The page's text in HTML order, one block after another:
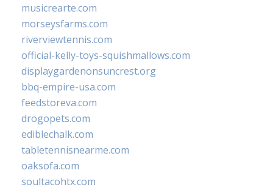
musicrearte.com
morseysfarms.com
riverviewtennis.com
official-kelly-toys-squishmallows.com
displaygardenonsuncrest.org
bbq-empire-usa.com
feedstoreva.com
drogopets.com
ediblechalk.com
tabletennisnearme.com
oaksofa.com
soultacohtx.com